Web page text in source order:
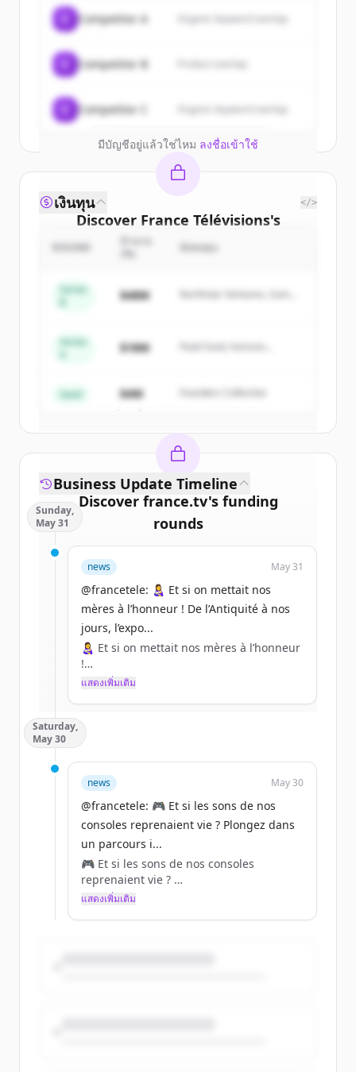
Sign up for free to view all
ofFrance Télévisions
New accounts include trial credits to
get started.
Create Free Account
มีบัญชีอยู่แล้วใช่ไหม ลงชื่อเข้าใช้
Competitor A Organic keyword overlap
Competitor B
Competitor C Organic keyword overlap
Discover France Télévisions's
competitors
ofFrance Télévisions.
New accounts include trial credits to
มีบัญชีอยู่แล้วใช่ไหม
เงินทุน </>
นักลงทุน
Series
$48M
Northstar Ventures, Summit
Series
$18M
Peak Fund, Horizon
Seed $4M Founders Collective
Discover france.tv's funding
rounds
Sign up for free to view allfunding
New accounts include trial credits to
get started.
Create Free Account
มีบัญชีอยู่แล้วใช่ไหม
Business Update Timeline
Sunday,
May 31
news May 31
@francetele: 👩‍🍼 Et si on mettait nos
mères à l’honneur ! De l’Antiquité à nos
jours, l’expo...
👩‍🍼 Et si on mettait nos mères à l’honneur
!
la maternité en 350 œuvres provenant de
20 pays du pourtour de la Méditerranée.
📍Au Musée des Civilisations de l’Europe
et de la Méditerranée de Marseille
แสดงเพิ่มเติม
Saturday,
May 30
news May 30
@francetele: 🎮 Et si les sons de nos
consoles reprenaient vie ? Plongez dans
un parcours i...
🎮 Et si les sons de nos consoles
reprenaient vie ?
แสดงเพิ่มเติม